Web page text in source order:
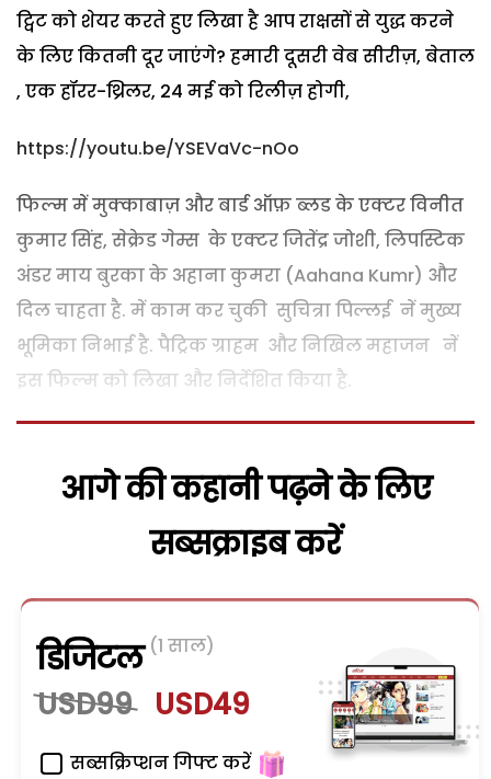
ट्विट को शेयर करते हुए लिखा है आप राक्षसों से युद्ध करने
के लिए कितनी दूर जाएंगे? हमारी दूसरी वेब सीरीज़, बेताल
, एक हॉरर-थ्रिलर, 24 मई को रिलीज़ होगी,
https://youtu.be/YSEVaVc-nOo
फिल्म में मुक्काबाज़ और बार्ड ऑफ़ ब्लड के एक्टर विनीत
कुमार सिंह, सेक्रेड गेम्स के एक्टर जितेंद्र जोशी, लिपस्टिक
अंडर माय बुरका के अहाना कुमरा (Aahana Kumr) और
दिल चाहता है. में काम कर चुकी सुचित्रा पिल्लई नें मुख्य
भूमिका निभाई है. पैट्रिक ग्राहम और निखिल महाजन नें
इस फिल्म को लिखा और निर्देशित किया है.
आगे की कहानी पढ़ने के लिए
सब्सक्राइब करें
डिजिटल (1 साल)
USD99 USD49
सब्सक्रिप्शन गिफ्ट करें